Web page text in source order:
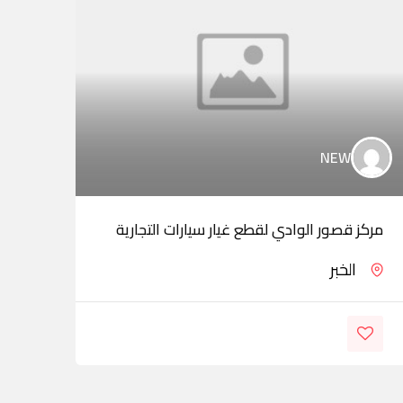
NEW
مركز قصور الوادي لقطع غيار سيارات التجارية
الخبر